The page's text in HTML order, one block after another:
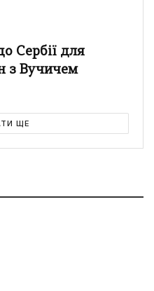
Сербії для
з Вучичем
ЩЕ